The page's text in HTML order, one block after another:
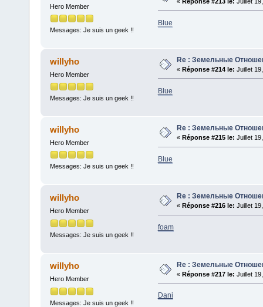
Hero Member
Messages: Je suis un geek !!
Blue
willyho
Hero Member
Messages: Je suis un geek !!
Re : Земельные
« Réponse #214 le: Juillet
Blue
willyho
Hero Member
Messages: Je suis un geek !!
Re : Земельные
« Réponse #215 le: Juillet
Blue
willyho
Hero Member
Messages: Je suis un geek !!
Re : Земельные
« Réponse #216 le: Juillet
foam
willyho
Hero Member
Messages: Je suis un geek !!
Re : Земельные
« Réponse #217 le: Juillet
Dani